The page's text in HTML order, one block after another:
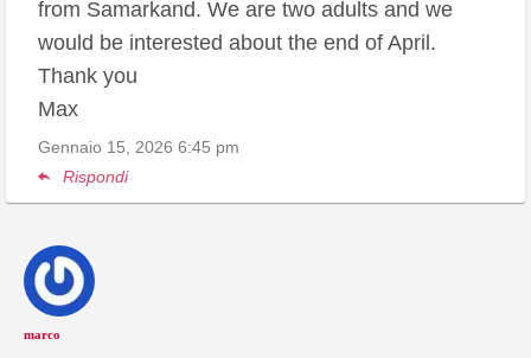
from Samarkand. We are two adults and we
would be interested about the end of April.
Thank you
Max
Gennaio 15, 2026 6:45 pm
Rispondi
marco